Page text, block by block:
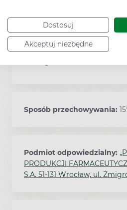
Dostosuj
Akceptuj niezbędne
Zawartość
Sposób przechowywania:
Podmiot odpowiedzialny:
PRODUKCJI
S.A. 51-131 Wrocław, ul.